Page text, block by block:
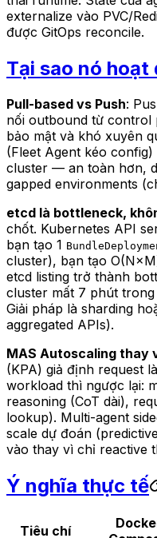
externalize vào PVC/
được GitOps reconcile.
Tại sao nó hoạt
Pull-based vs Push:
nối outbound từ control
bảo mật và khó xuyên
(Fleet Agent kéo
cluster — an toàn hơn,
gapped environments
etcd là bottleneck,
chốt. Kubernetes API
bạn tạo 1
cluster), bạn tạo
etcd listing trở thành
cluster mất 7 phút
Giải pháp là sharding
aggregated APIs).
MAS Autoscaling thay
(KPA) giả định request
workload thì ngược lại:
reasoning (CoT dài),
lookup). Multi-agent
scale dự đoán
vào thay vì chỉ reactive
Ý nghĩa thực tế
Tiêu chí